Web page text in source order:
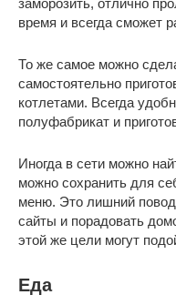
заморозить, отлично
время и всегда сможет
То же самое можно
самостоятельно
котлетами. Всегда
полуфабрикат и
Иногда в сети можно
можно сохранить для
меню. Это лишний повод
сайты и порадовать
этой же цели могут
Еда